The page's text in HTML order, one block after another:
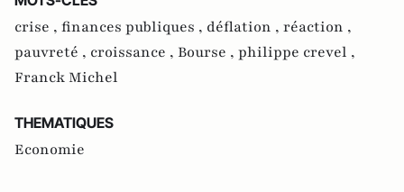
crise , finances publiques , déflation , réaction ,
pauvreté , croissance , Bourse , philippe crevel ,
Franck Michel
THEMATIQUES
Economie